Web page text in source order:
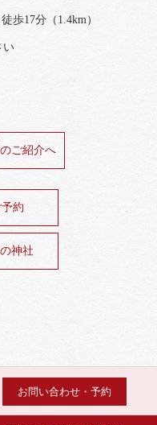
分（1.4km）
い
ご紹介へ
約
神社
お問い合わせ・予約